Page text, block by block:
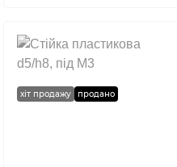
хіт продажу продано